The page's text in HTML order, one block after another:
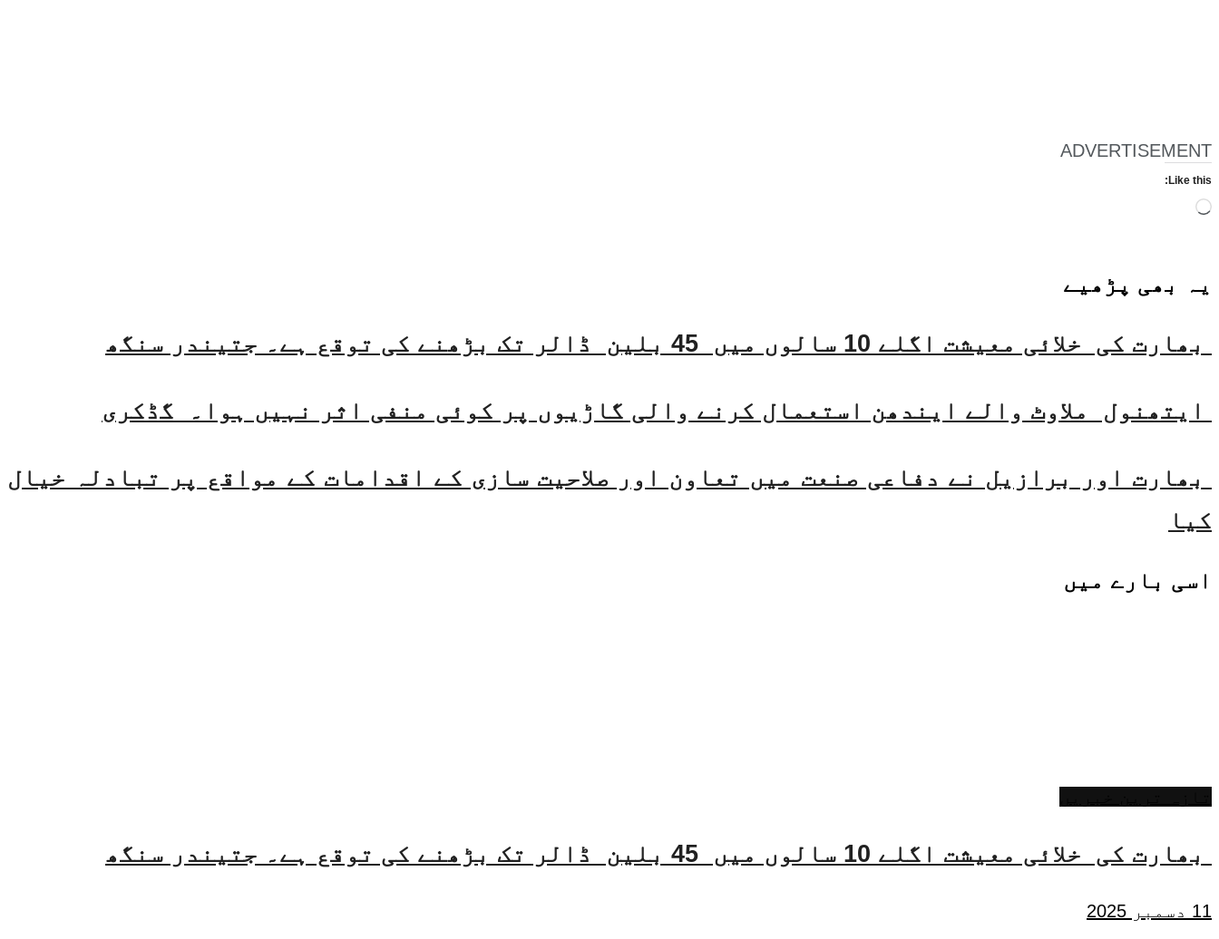
ADVERTISEMENT
Like this:
Loading…
یہ بھی پڑھیے
بھارت کی خلائی معیشت اگلے 10 سالوں میں 45 بلین ڈالر تک بڑھنے کی توقع ہے۔ جتیندر سنگھ
ایتھنول ملاوٹ والے ایندھن استعمال کرنے والی گاڑیوں پر کوئی منفی اثر نہیں ہوا۔ گڈکری
بھارت اور برازیل نے دفاعی صنعت میں تعاون اور صلاحیت سازی کے اقدامات کے مواقع پر تبادلہ خیال
کیا
اسی بارے میں
بھارت کی خلائی معیشت اگلے 10 سالوں میں 45 بلین ڈالر تک بڑھنے کی توقع ہے۔ جتیندر سنگھ
11 دسمبر 2025